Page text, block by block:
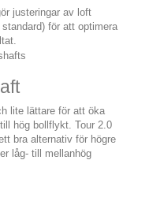
justeringar av loft
för att optimera
lite lättare för att öka
hög bollflykt. Tour 2.0
bra alternativ för högre
låg- till mellanhög